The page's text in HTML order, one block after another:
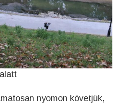
nyomon követjük,